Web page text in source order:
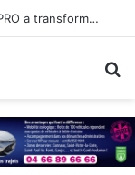
Ils ont franchi le pas : comment DACTYPRO a transformé leur quotidien